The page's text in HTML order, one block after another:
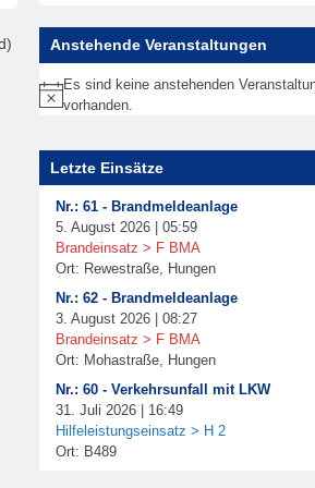
Anstehende Veranstaltungen
Hinweis
Es sind keine anstehenden
vorhanden.
Letzte Einsätze
Nr.: 61 - Brandmeldeanlage
5. August 2026 | 05:59
Brandeinsatz > F BMA
Ort: Rewestraße, Hungen
Nr.: 62 - Brandmeldeanlage
3. August 2026 | 08:27
Brandeinsatz > F BMA
Ort: Mohastraße, Hungen
Nr.: 60 - Verkehrsunfall mit LKW
31. Juli 2026 | 16:49
Hilfeleistungseinsatz > H 2
Ort: B489